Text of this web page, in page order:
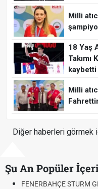
Milli
18 Yaş
Takımı
kaybetti
Milli
Diğer haberleri görmek
Şu An Popüler
ŞİFRESİZ (FB STURM